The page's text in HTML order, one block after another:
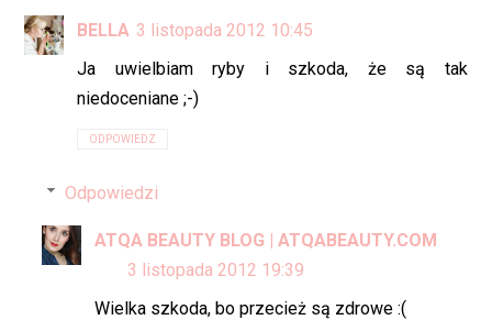
BELLA 3 listopada 2012 10:45
Ja uwielbiam ryby i szkoda, że są tak
niedoceniane ;-)
ODPOWIEDZ
Odpowiedzi
ATQA BEAUTY BLOG | ATQABEAUTY.COM
3 listopada 2012 19:39
Wielka szkoda, bo przecież są zdrowe :(